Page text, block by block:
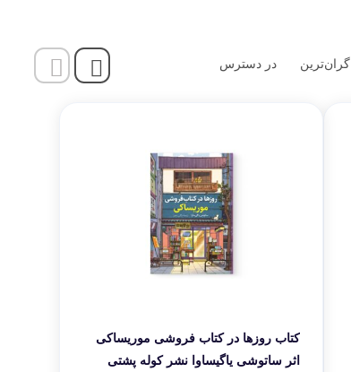
گران‌ترین در دسترس
کتاب روزها در کتاب فروشی موریساکی
اثر ساتوشی یاگیساوا نشر کوله پشتی